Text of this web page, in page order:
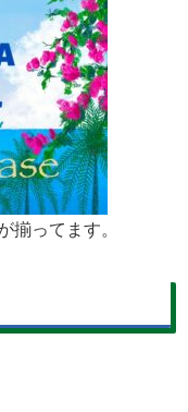
揃ってます。